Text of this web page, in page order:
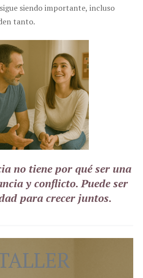
siendo importante, incluso
tanto.
no tiene por qué ser una
y conflicto. Puede ser
para crecer juntos.